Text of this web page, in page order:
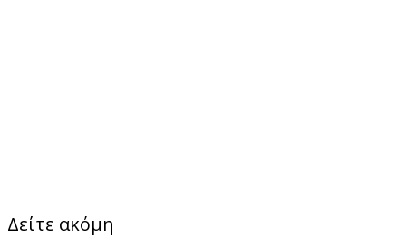
Δείτε ακόμη